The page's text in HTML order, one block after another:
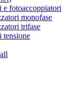
e fotoaccoppiatori
monofase
trifase
tensione